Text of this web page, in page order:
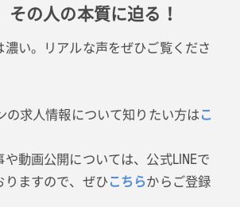
その人の本質に迫る！
い。リアルな声をぜひご覧くださ
の求人情報について知りたい方はこ
動画公開については、公式LINEで
ますので、ぜひこちらからご登録